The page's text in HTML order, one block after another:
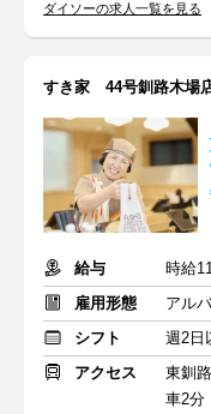
ダイソーの求人一覧を見る
すき家 44号釧路木場
給与
雇用形態
アル
シフト
週2日
アクセス
東釧
車2分